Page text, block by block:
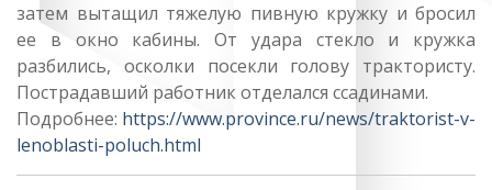
затем вытащил тяжелую пивную кружку и бросил
ее в окно кабины. От удара стекло и кружка
разбились, осколки посекли голову трактористу.
Пострадавший работник отделался ссадинами.
Подробнее: https://www.province.ru/news/traktorist-v-
lenoblasti-poluch.html